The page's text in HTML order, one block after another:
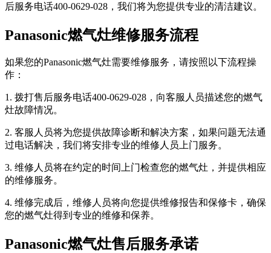
后服务电话400-0629-028，我们将为您提供专业的清洁建议。
Panasonic燃气灶维修服务流程
如果您的Panasonic燃气灶需要维修服务，请按照以下流程操
作：
1. 拨打售后服务电话400-0629-028，向客服人员描述您的燃气
灶故障情况。
2. 客服人员将为您提供故障诊断和解决方案，如果问题无法通
过电话解决，我们将安排专业的维修人员上门服务。
3. 维修人员将在约定的时间上门检查您的燃气灶，并提供相应
的维修服务。
4. 维修完成后，维修人员将向您提供维修报告和保修卡，确保
您的燃气灶得到专业的维修和保养。
Panasonic燃气灶售后服务承诺